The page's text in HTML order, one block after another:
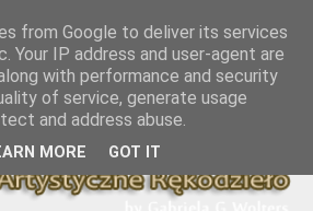
from Google to deliver its services
Your IP address and user-agent are
with performance and security
of service, generate usage
and address abuse.
MORE GOT IT